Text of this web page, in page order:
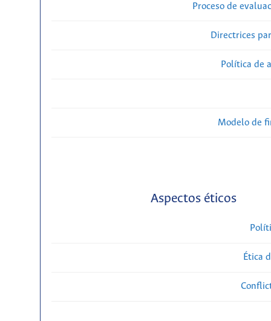
Proceso de
Directrices
Política de
Modelo de
Aspectos éticos
Ética